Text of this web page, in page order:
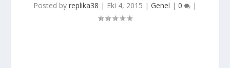
Posted by replika38 | Eki 4, 2015 | Genel | 0 |